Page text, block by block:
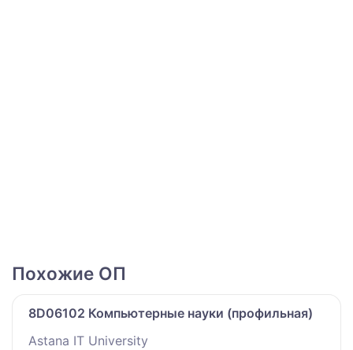
Похожие ОП
8D06102 Компьютерные науки (профильная)
Astana IT University